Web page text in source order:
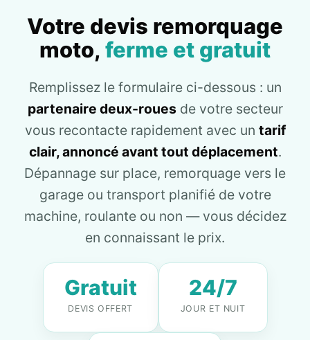
Votre devis remorquage
moto, ferme et gratuit
Remplissez le formulaire ci-dessous : un
partenaire deux-rouesde votre secteur
vous recontacte rapidement avec un tarif
clair, annoncé avant tout déplacement.
Dépannage sur place, remorquage vers le
garage ou transport planifié de votre
machine, roulante ou non — vous décidez
en connaissant le prix.
Gratuit
DEVIS OFFERT
24/7
JOUR ET NUIT